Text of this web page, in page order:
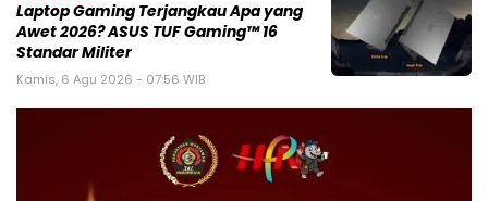
Laptop Gaming Terjangkau Apa yang
Awet 2026? ASUS TUF Gaming™ 16
Standar Militer
Kamis, 6 Agu 2026 - 07:56 WIB